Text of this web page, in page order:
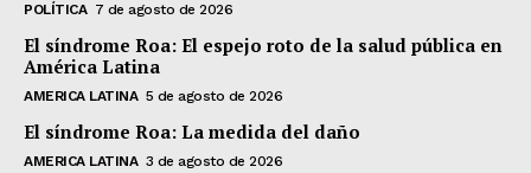
POLÍTICA 7 de agosto de 2026
El síndrome Roa: El espejo roto de la salud pública en
América Latina
AMERICA LATINA 5 de agosto de 2026
El síndrome Roa: La medida del daño
AMERICA LATINA 3 de agosto de 2026